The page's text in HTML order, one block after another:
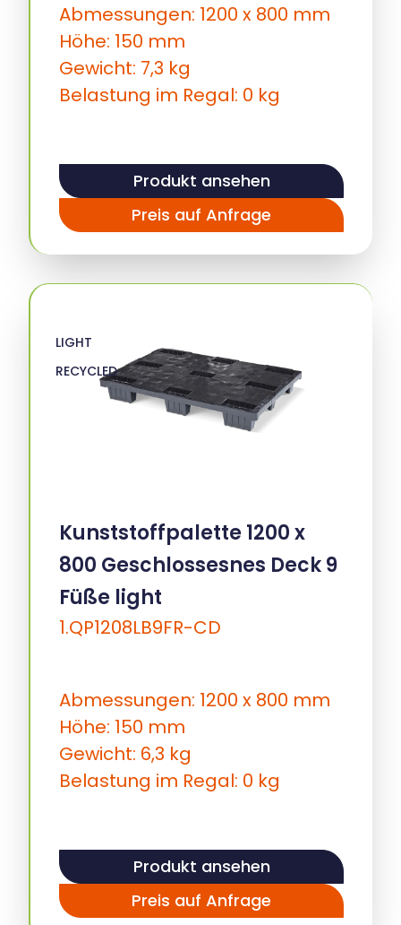
Abmessungen: 1200 x 800 mm
Höhe: 150 mm
Gewicht: 7,3 kg
Belastung im Regal: 0 kg
Produkt ansehen
Preis auf Anfrage
LIGHT
RECYCLED
Kunststoffpalette 1200 x
800 Geschlossesnes Deck 9
Füße light
1.QP1208LB9FR-CD
Abmessungen: 1200 x 800 mm
Höhe: 150 mm
Gewicht: 6,3 kg
Belastung im Regal: 0 kg
Produkt ansehen
Preis auf Anfrage